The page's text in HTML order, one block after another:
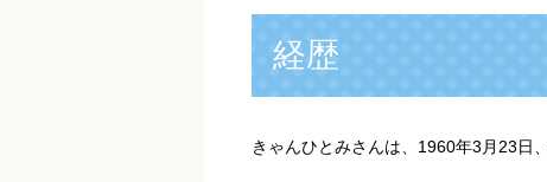
経歴
きゃんひとみさんは、1960年3月23日